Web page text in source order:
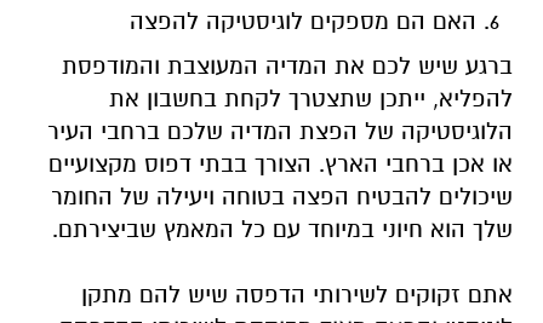
האם הם מספקים לוגיסטיקה להפצה
ברגע שיש לכם את המדיה המעוצבת והמודפסת
להפליא, ייתכן שתצטרך לקחת בחשבון את
הלוגיסטיקה של הפצת המדיה שלכם ברחבי העיר
או אכן ברחבי הארץ. הצורך בבתי דפוס מקצועיים
שיכולים להבטיח הפצה בטוחה ויעילה של החומר
שלך הוא חיוני במיוחד עם כל המאמץ שביצירתם.
אתם זקוקים לשירותי הדפסה שיש להם מתקן